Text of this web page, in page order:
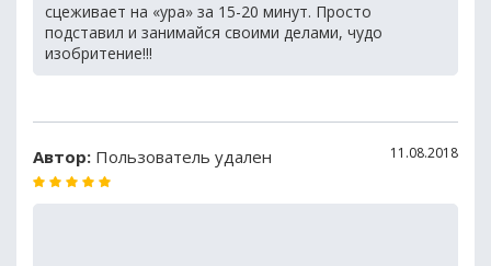
сцеживает на «ура» за 15-20 минут. Просто
подставил и занимайся своими делами, чудо
изобритение!!!
Автор: Пользователь удален 11.08.2018